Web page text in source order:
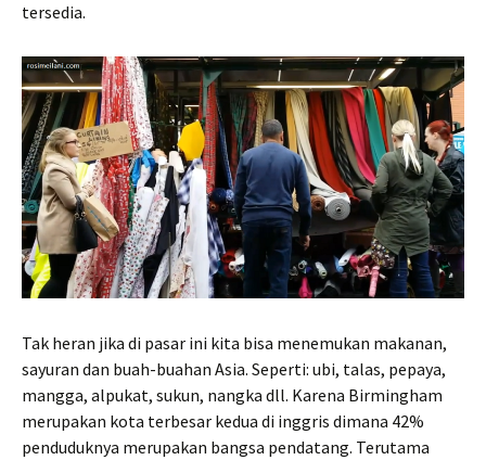
tersedia.
Tak heran jika di pasar ini kita bisa menemukan makanan,
sayuran dan buah-buahan Asia. Seperti: ubi, talas, pepaya,
mangga, alpukat, sukun, nangka dll. Karena Birmingham
merupakan kota terbesar kedua di inggris dimana 42%
penduduknya merupakan bangsa pendatang. Terutama